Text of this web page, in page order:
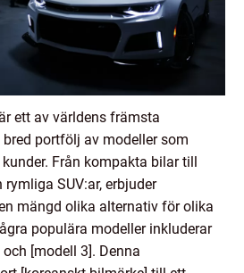
ett av världens främsta
portfölj av modeller som
Från kompakta bilar till
SUV:ar, erbjuder
mängd olika alternativ för olika
populära modeller inkluderar
[modell 3]. Denna